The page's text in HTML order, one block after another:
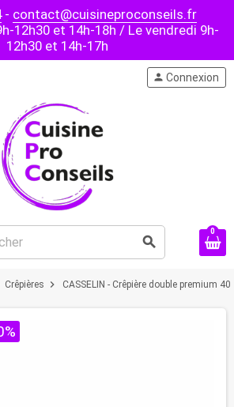
- contact@cuisineproconseils.fr
12h30 et 14h-18h / Le vendredi 9h-
12h30 et 14h-17h
search
person Connexion
0
Crêpières chevron_right CASSELIN - Crêpière double premium 40